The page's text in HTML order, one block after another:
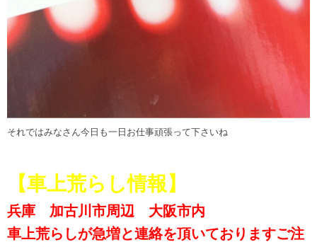
それではみなさん今日も一日お仕事頑張って下さいね
【車上荒らし情報】
兵庫 加古川市周辺 大阪市内
車上荒らしが急増と連絡を頂いておりますご注